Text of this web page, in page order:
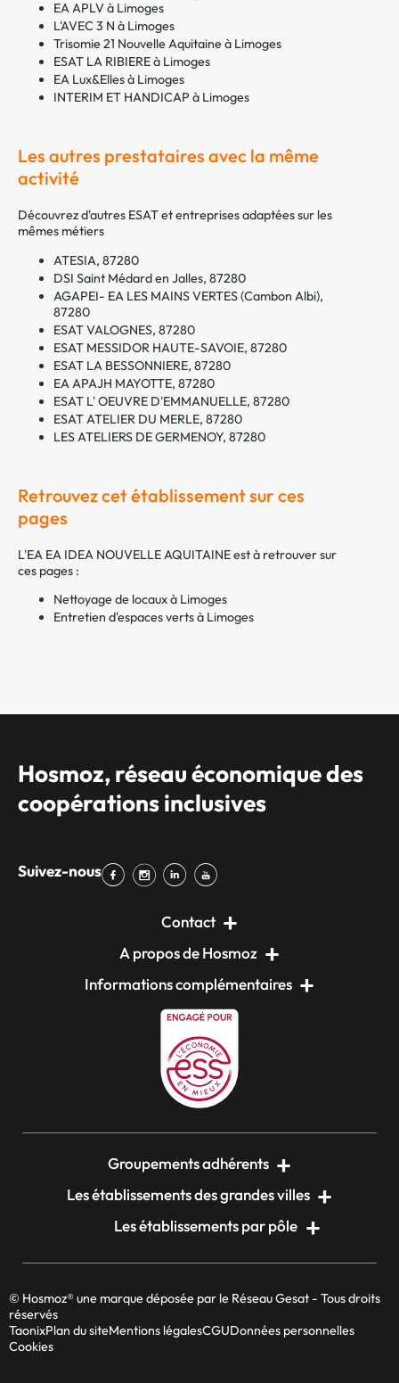
EA APLV à Limoges
L'AVEC 3 N à Limoges
Trisomie 21 Nouvelle Aquitaine à Limoges
ESAT LA RIBIERE à Limoges
EA Lux&Elles à Limoges
INTERIM ET HANDICAP à Limoges
Les autres prestataires avec la même
activité
Découvrez d'autres ESAT et entreprises adaptées sur les
mêmes métiers
ATESIA, 87280
DSI Saint Médard en Jalles, 87280
AGAPEI- EA LES MAINS VERTES (Cambon Albi),
87280
ESAT VALOGNES, 87280
ESAT MESSIDOR HAUTE-SAVOIE, 87280
ESAT LA BESSONNIERE, 87280
EA APAJH MAYOTTE, 87280
ESAT L' OEUVRE D'EMMANUELLE, 87280
ESAT ATELIER DU MERLE, 87280
LES ATELIERS DE GERMENOY, 87280
Retrouvez cet établissement sur ces
pages
L'EA EA IDEA NOUVELLE AQUITAINE est à retrouver sur
ces pages :
Nettoyage de locaux à Limoges
Entretien d'espaces verts à Limoges
Hosmoz, réseau économique des
coopérations inclusives
Suivez-nous
Contact
A propos de Hosmoz
Informations complémentaires
Groupements adhérents
Les établissements des grandes villes
Les établissements par pôle
© Hosmoz® une marque déposée par le Réseau Gesat - Tous droits
réservés
TaonixPlan du siteMentions légalesCGUDonnées personnelles
Cookies